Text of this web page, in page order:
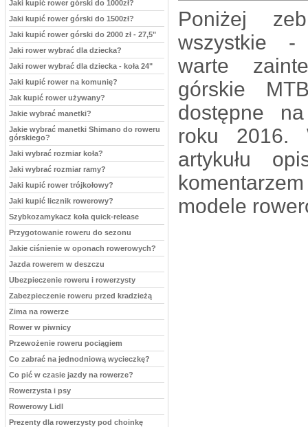
Jaki kupić rower górski do 1000zł?
Jaki kupić rower górski do 1500zł?
Jaki kupić rower górski do 2000 zł - 27,5"
Jaki rower wybrać dla dziecka?
Jaki rower wybrać dla dziecka - koła 24"
Jaki kupić rower na komunię?
Jak kupić rower używany?
Jakie wybrać manetki?
Jakie wybrać manetki Shimano do roweru
górskiego?
Jaki wybrać rozmiar koła?
Jaki wybrać rozmiar ramy?
Jaki kupić rower trójkołowy?
Jaki kupić licznik rowerowy?
Szybkozamykacz koła quick-release
Przygotowanie roweru do sezonu
Jakie ciśnienie w oponach rowerowych?
Jazda rowerem w deszczu
Ubezpieczenie roweru i rowerzysty
Zabezpieczenie roweru przed kradzieżą
Zima na rowerze
Rower w piwnicy
Przewożenie roweru pociągiem
Co zabrać na jednodniową wycieczkę?
Co pić w czasie jazdy na rowerze?
Rowerzysta i psy
Rowerowy Lidl
Prezenty dla rowerzysty pod choinkę
Poniżej
wszystkie -
warte
górskie
dostępne
roku 2016.
artykułu
modele